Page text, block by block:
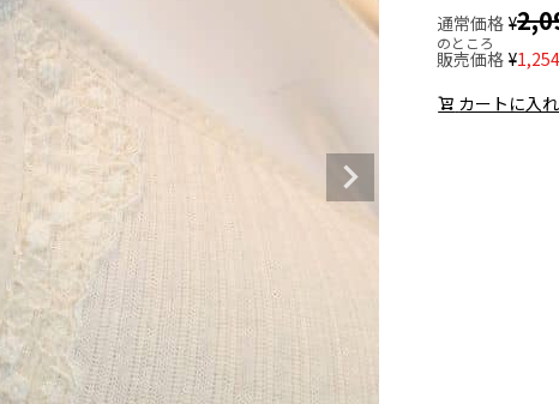
通常価格 ¥
のところ
販売価格 ¥1,254
カートに入